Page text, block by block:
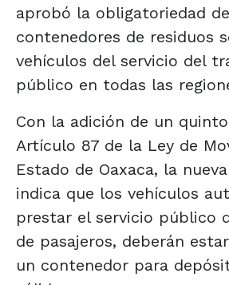
aprobó la obligatoriedad
contenedores de residuos
vehículos del servicio del
público en todas las
Con la adición de un
Artículo 87 de la Ley de
Estado de Oaxaca, la
indica que los vehículos
prestar el servicio público
de pasajeros, deberán
un contenedor para